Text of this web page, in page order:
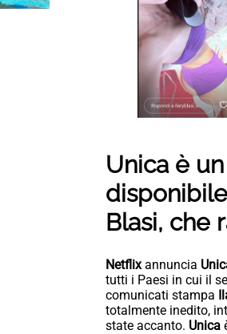
Unica è
Blasi, che
Netflixannuncia
tutti i Paesi in cui il
comunicati stampa
totalmente inedito,
state accanto. Unica